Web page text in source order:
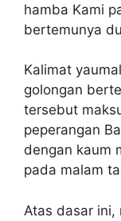
hamba Kami
bertemunya
Kalimat
golongan
tersebut
peperangan
dengan kaum
pada malam
Atas dasar ini,